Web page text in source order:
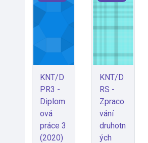
KNT/D
PR3 -
Diplom
ová
práce 3
(2020)
KNT/D
RS -
Zpraco
vání
druhotn
ých